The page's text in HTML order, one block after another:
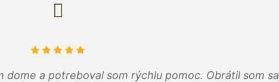
dome a potreboval som rýchlu pomoc. Obrátil som sa